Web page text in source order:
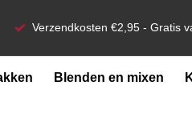
Verzendkosten €2,95 - Gratis
Blenden en mixen